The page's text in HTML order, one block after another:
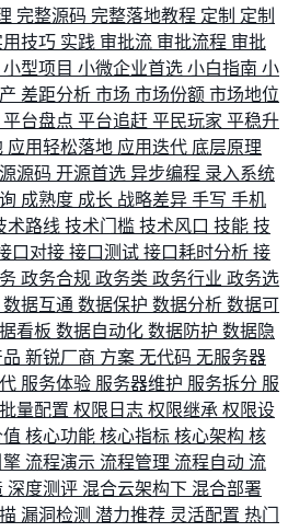
完整源码 完整落地教程 定制 定制
用技巧 实践 审批流 审批流程 审批
小型项目 小微企业首选 小白指南 小
差距分析 市场 市场份额 市场地位
平台盘点 平台追赶 平民玩家 平稳升
应用轻松落地 应用迭代 底层原理
源码 开源首选 异步编程 录入系统
成熟度 成长 战略差异 手写 手机
术路线 技术门槛 技术风口 技能 技
口对接 接口测试 接口耗时分析 接
政务合规 政务类 政务行业 政务选
数据互通 数据保护 数据分析 数据可
看板 数据自动化 数据防护 数据隐
新锐厂商 方案 无代码 无服务器
服务体验 服务器维护 服务拆分 服
量配置 权限日志 权限继承 权限设
核心功能 核心指标 核心架构 核
擎 流程演示 流程管理 流程自动 流
深度测评 混合云架构下 混合部署
漏洞检测 潜力推荐 灵活配置 热门